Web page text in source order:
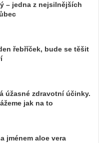
– jedna z nejsilnějších
řebříček, bude se těšit
úžasné zdravotní účinky.
jak na to
jménem aloe vera